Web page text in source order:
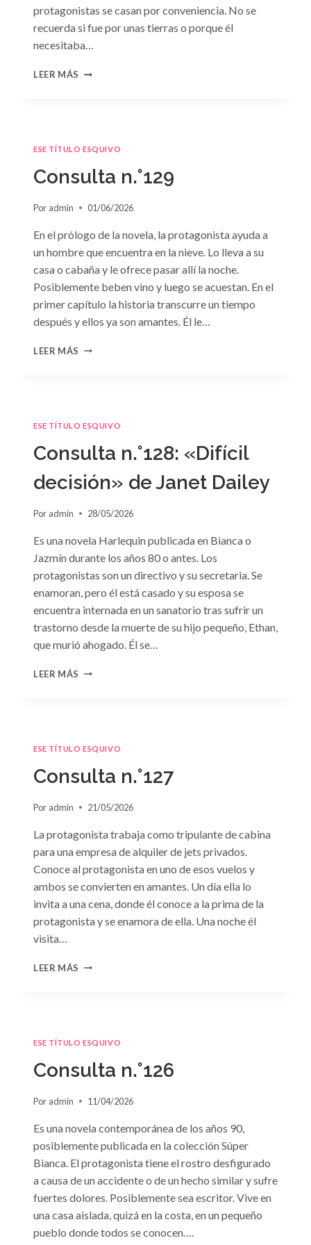
protagonistas se casan por conveniencia. No se
recuerda si fue por unas tierras o porque él
necesitaba…
LEER MÁS CONSULTA
ESE TÍTULO ESQUIVO
Consulta n.°129
Por admin 01/06/2026
En el prólogo de la novela, la protagonista ayuda a
un hombre que encuentra en la nieve. Lo lleva a su
casa o cabaña y le ofrece pasar allí la noche.
Posiblemente beben vino y luego se acuestan. En el
primer capítulo la historia transcurre un tiempo
después y ellos ya son amantes. Él le…
LEER MÁS CONSULTA
ESE TÍTULO ESQUIVO
Consulta n.°128: «Difícil
decisión» de Janet Dailey
Por admin 28/05/2026
Es una novela Harlequin publicada en Bianca o
Jazmín durante los años 80 o antes. Los
protagonistas son un directivo y su secretaria. Se
enamoran, pero él está casado y su esposa se
encuentra internada en un sanatorio tras sufrir un
trastorno desde la muerte de su hijo pequeño, Ethan,
que murió ahogado. Él se…
LEER MÁS CONSULTA
JANET
DAILEY
ESE TÍTULO ESQUIVO
Consulta n.°127
Por admin 21/05/2026
La protagonista trabaja como tripulante de cabina
para una empresa de alquiler de jets privados.
Conoce al protagonista en uno de esos vuelos y
ambos se convierten en amantes. Un día ella lo
invita a una cena, donde él conoce a la prima de la
protagonista y se enamora de ella. Una noche él
visita…
LEER MÁS CONSULTA
ESE TÍTULO ESQUIVO
Consulta n.°126
Por admin 11/04/2026
Es una novela contemporánea de los años 90,
posiblemente publicada en la colección Súper
Bianca. El protagonista tiene el rostro desfigurado
a causa de un accidente o de un hecho similar y sufre
fuertes dolores. Posiblemente sea escritor. Vive en
una casa aislada, quizá en la costa, en un pequeño
pueblo donde todos se conocen….